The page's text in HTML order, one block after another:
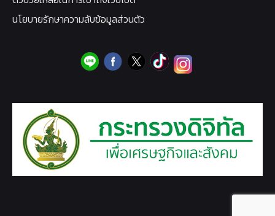
นโยบายรักษาความลับข้อมูลส่วนตัว